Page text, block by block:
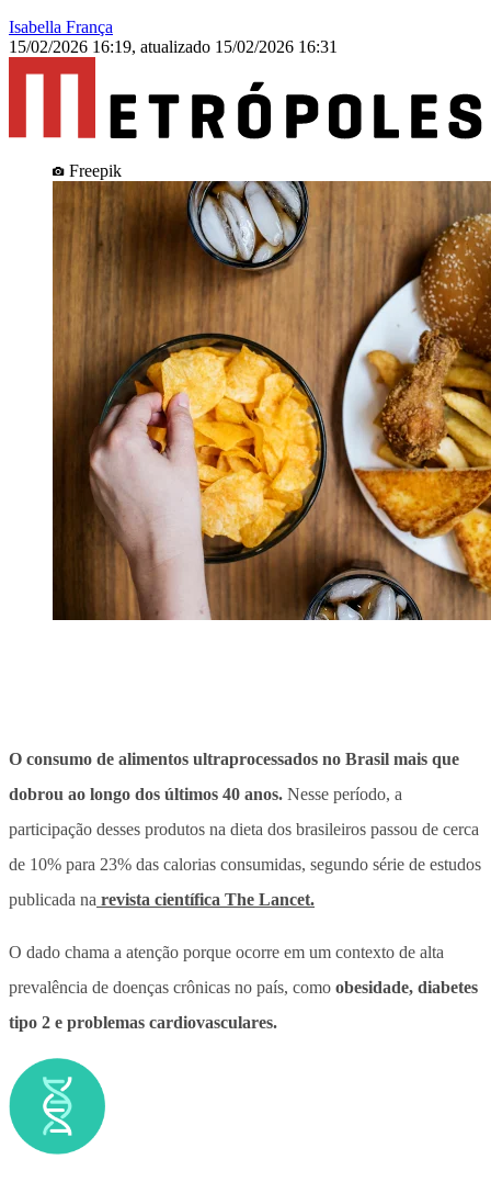
Isabella França
15/02/2026 16:19, atualizado 15/02/2026 16:31
Freepik
O consumo de alimentos ultraprocessados no Brasil mais que
dobrou ao longo dos últimos 40 anos. Nesse período, a
participação desses produtos na dieta dos brasileiros passou de cerca
de 10% para 23% das calorias consumidas, segundo série de estudos
publicada na revista científica The Lancet.
O dado chama a atenção porque ocorre em um contexto de alta
prevalência de doenças crônicas no país, como obesidade, diabetes
tipo 2 e problemas cardiovasculares.